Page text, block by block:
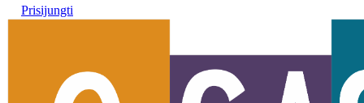
Prisijungti